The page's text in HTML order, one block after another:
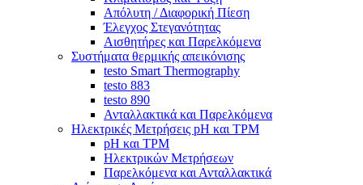
Απόλυτη / Διαφορική Πίεση
Έλεγχος Στεγανότητας
Αισθητήρες και Παρελκόμενα
Συστήματα θερμικής απεικόνισης
testo Smart Thermography
testo 883
testo 890
Ανταλλακτικά και Παρελκόμενα
Ηλεκτρικές Μετρήσεις pH και TPM
pH και TPM
Ηλεκτρικών Μετρήσεων
Παρελκόμενα και Ανταλλακτικά